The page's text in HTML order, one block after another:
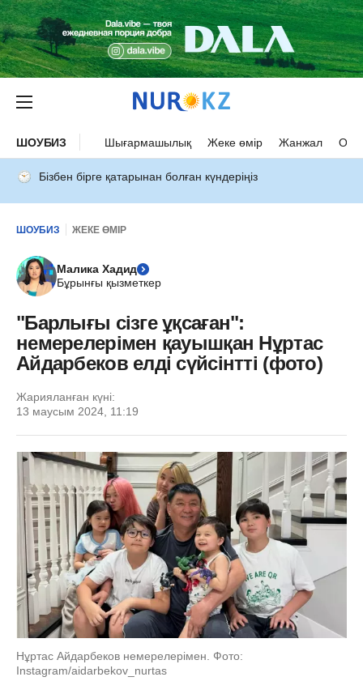
ШОУБИЗ Шығармашылық Жеке өмір Жанжал
Бізбен бірге қатарынан болған күндеріңіз
ШОУБИЗ ЖЕКЕ ӨМІР
Малика Хадид
Бұрынғы қызметкер
"Барлығы сізге ұқсаған":
немерелерімен қауышқан Нұртас
Айдарбеков елді сүйсінтті (фото)
Жарияланған күні:
13 маусым 2024, 11:19
Нұртас Айдарбеков немерелерімен. Фото:
Instagram/aidarbekov_nurtas